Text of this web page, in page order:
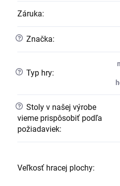
Záruka:
? Značka:
? Typ hry:
? Stoly v našej výrobe
vieme prispôsobiť podľa
požiadaviek:
Veľkosť hracej plochy: